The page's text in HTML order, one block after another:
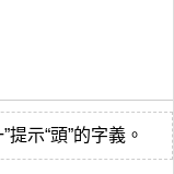
提示“頭”的字義。